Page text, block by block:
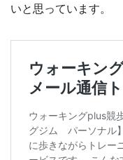
いと思っています。